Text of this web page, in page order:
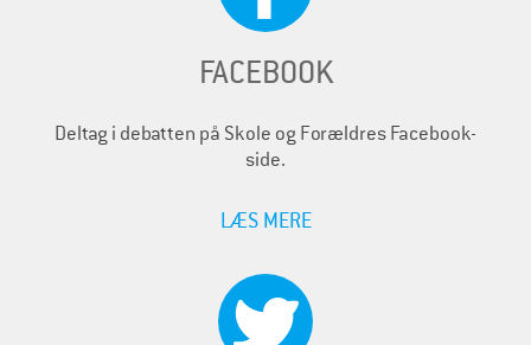
FACEBOOK
Deltag i debatten på Skole og Forældres Facebook-
side.
LÆS MERE